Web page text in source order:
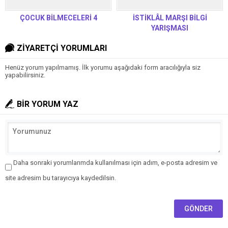
ÇOCUK BİLMECELERİ 4
İSTİKLÂL MARŞI BİLGİ
YARIŞMASI
ZİYARETÇİ YORUMLARI
Henüz yorum yapılmamış. İlk yorumu aşağıdaki form aracılığıyla siz
yapabilirsiniz.
BİR YORUM YAZ
Daha sonraki yorumlarımda kullanılması için adım, e-posta adresim ve
site adresim bu tarayıcıya kaydedilsin.